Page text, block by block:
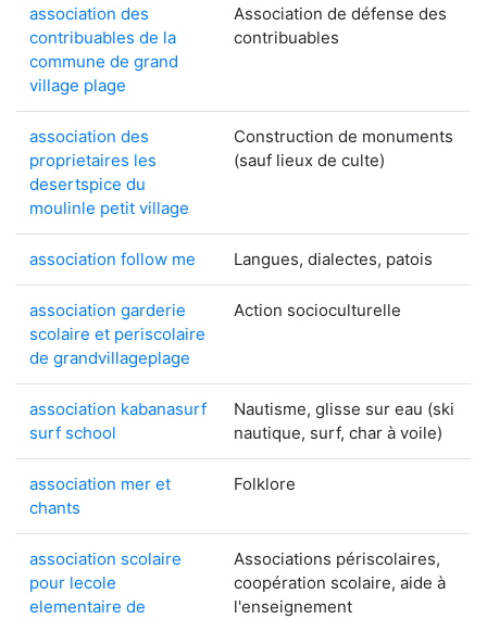
association des
contribuables de la
commune de grand
village plage
Association de défense des
contribuables
association des
proprietaires les
desertspice du
moulinle petit village
Construction de monuments
(sauf lieux de culte)
association follow me Langues, dialectes, patois
association garderie
scolaire et periscolaire
de grandvillageplage
Action socioculturelle
association kabanasurf
surf school
Nautisme, glisse sur eau (ski
nautique, surf, char à voile)
association mer et
chants
Folklore
association scolaire
pour lecole
elementaire de
Associations périscolaires,
coopération scolaire, aide à
l'enseignement